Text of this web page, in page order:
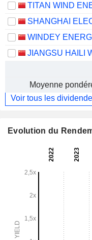
Moyenne
Voir tous les
Evolution du